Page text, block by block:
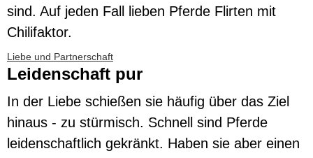
sind. Auf jeden Fall lieben Pferde Flirten mit
Chilifaktor.
Liebe und Partnerschaft
Leidenschaft pur
In der Liebe schießen sie häufig über das Ziel
hinaus - zu stürmisch. Schnell sind Pferde
leidenschaftlich gekränkt. Haben sie aber einen